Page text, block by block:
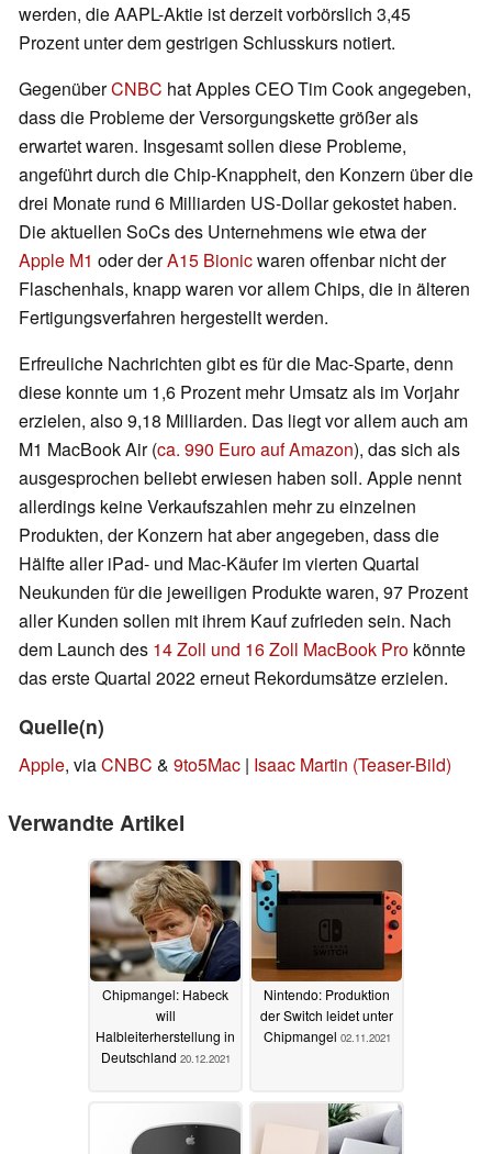
werden, die AAPL-Aktie ist derzeit vorbörslich 3,45
Prozent unter dem gestrigen Schlusskurs notiert.
GegenüberCNBC hat Apples CEO Tim Cook angegeben,
dass die Probleme der Versorgungskette größer als
erwartet waren. Insgesamt sollen diese Probleme,
angeführt durch die Chip-Knappheit, den Konzern über die
drei Monate rund 6 Milliarden US-Dollar gekostet haben.
Die aktuellen SoCs des Unternehmens wie etwa der
Apple M1 oder derA15 Bionicwaren offenbar nicht der
Flaschenhals, knapp waren vor allem Chips, die in älteren
Fertigungsverfahren hergestellt werden.
Erfreuliche Nachrichten gibt es für die Mac-Sparte, denn
diese konnte um 1,6 Prozent mehr Umsatz als im Vorjahr
erzielen, also 9,18 Milliarden. Das liegt vor allem auch am
M1 MacBook Air (ca. 990 Euro auf Amazon), das sich als
ausgesprochen beliebt erwiesen haben soll. Apple nennt
allerdings keine Verkaufszahlen mehr zu einzelnen
Produkten, der Konzern hat aber angegeben, dass die
Hälfte aller iPad- und Mac-Käufer im vierten Quartal
Neukunden für die jeweiligen Produkte waren, 97 Prozent
aller Kunden sollen mit ihrem Kauf zufrieden sein. Nach
dem Launch des 14 Zoll und 16 Zoll MacBook Pro könnte
das erste Quartal 2022 erneut Rekordumsätze erzielen.
Quelle(n)
Apple, viaCNBC & 9to5Mac | Isaac Martin (Teaser-Bild)
Verwandte Artikel
Chipmangel: Habeck
will
Halbleiterherstellung in
Deutschland 20.12.2021
Nintendo: Produktion
der Switch leidet unter
Chipmangel 02.11.2021